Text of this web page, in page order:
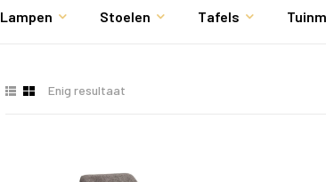
Lampen Stoelen Tafels
Enig resultaat